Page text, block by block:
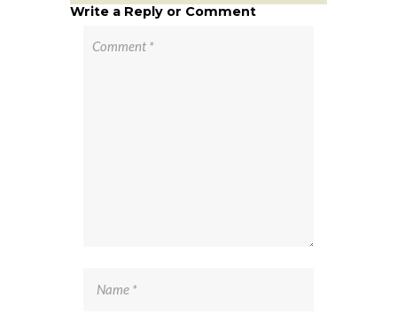
Write a Reply or Comment